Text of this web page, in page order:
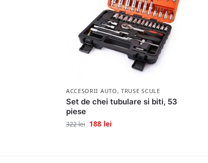
ACCESORII AUTO ,TRUSE SCULE
Set de chei tubulare si biti, 53
piese
322lei 188 lei